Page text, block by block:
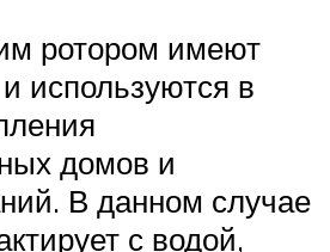
ротором имеют
используются в
домов и
В данном случае
с водой,